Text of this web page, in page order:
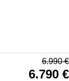
6.990€
6.790 €